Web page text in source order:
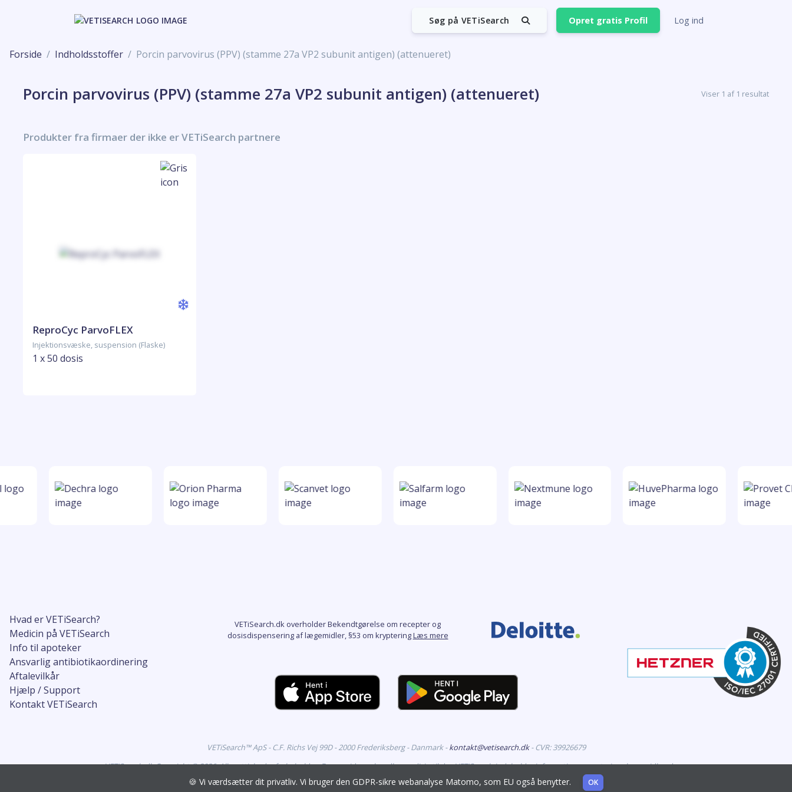
Søg på VETiSearch Opret gratis Profil Log ind
Forside Indholdsstoffer Porcin parvovirus (PPV) (stamme 27a VP2 subunit antigen) (attenueret)
Porcin parvovirus (PPV) (stamme 27a VP2 subunit antigen) (attenueret) Viser 1 af 1 resultat
Produkter fra firmaer der ikke er VETiSearch partnere
ReproCyc ParvoFLEX
Injektionsvæske, suspension (Flaske)
1 x 50 dosis
Hvad er VETiSearch?
Medicin på VETiSearch
Info til apoteker
Ansvarlig antibiotikaordinering
Aftalevilkår
Hjælp / Support
Kontakt VETiSearch
VETiSearch.dk overholder Bekendtgørelse om recepter og
dosisdispensering af lægemidler, §53 om krypteringLæs mere
VETiSearch™ ApS - C.F. Richs Vej 99D - 2000 Frederiksberg - Danmark -kontakt@vetisearch.dk- CVR: 39926679
VETiSearch.dk Copyright © 2026. Alle rettigheder forbeholdes. Denne side omhandler medicin til dyr. VETiSearch indeholder information om veterinærlægemidler, der er
godkendt til markedsføring i Danmark, og er målrettet veterinære fagfolk.
🍪 Vi værdsætter dit privatliv. Vi bruger den GDPR-sikre webanalyse Matomo, som EU også benytter. OK